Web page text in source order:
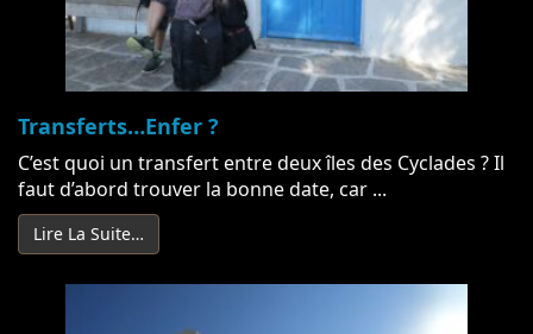
Transferts…Enfer ?
C’est quoi un transfert entre deux îles des Cyclades ? Il
faut d’abord trouver la bonne date, car ...
Lire La Suite…